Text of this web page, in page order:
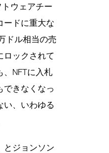
ウェアチー
ードに重大な
ドル相当の売
ロックされて
、NFTに入札
できなくなっ
い、いわゆる
とジョンソン